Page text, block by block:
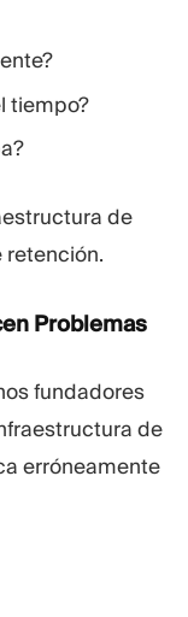
tiempo?
de
retención.
Problemas
fundadores
de
erróneamente